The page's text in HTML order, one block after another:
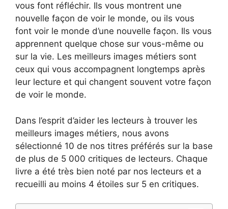
vous font réfléchir. Ils vous montrent une
nouvelle façon de voir le monde, ou ils vous
font voir le monde d’une nouvelle façon. Ils vous
apprennent quelque chose sur vous-même ou
sur la vie. Les meilleurs images métiers sont
ceux qui vous accompagnent longtemps après
leur lecture et qui changent souvent votre façon
de voir le monde.
Dans l’esprit d’aider les lecteurs à trouver les
meilleurs images métiers, nous avons
sélectionné 10 de nos titres préférés sur la base
de plus de 5 000 critiques de lecteurs. Chaque
livre a été très bien noté par nos lecteurs et a
recueilli au moins 4 étoiles sur 5 en critiques.